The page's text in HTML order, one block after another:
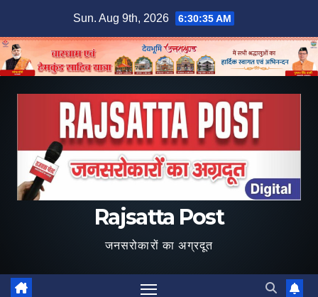
content
Sun. Aug 9th, 2026 6:30:36 AM
Rajsatta Post
जनसरोकारों का अग्रदूत